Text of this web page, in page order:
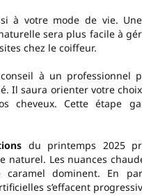
à votre mode de vie.
sera plus facile à
chez le coiffeur.
conseil à un professionnel
Il saura orienter votre
cheveux. Cette étape
du printemps 2025
naturel. Les nuances
dominent. En
s’effacent